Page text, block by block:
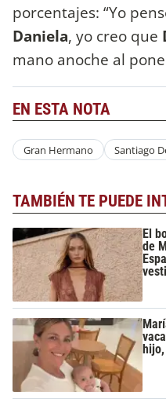
porcentajes: “Yo
Daniela, yo creo que
mano anoche al
EN ESTA NOTA
Gran Hermano Santiago
TAMBIÉN TE PUEDE
El
de